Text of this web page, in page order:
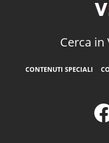
Cerca in
CONTENUTI SPECIALI